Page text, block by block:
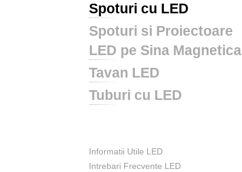
Spoturi cu LED
Spoturi si Proiectoare
LED pe Sina Magnetica
Tavan LED
Tuburi cu LED
Informatii Utile LED
Intrebari Frecvente LED